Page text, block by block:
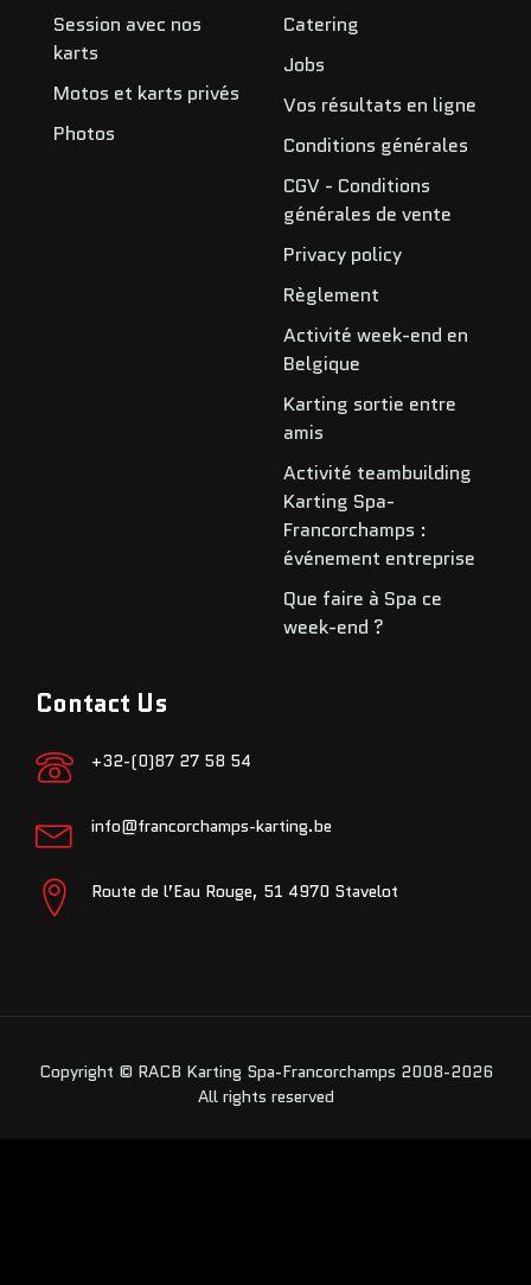
Session avec nos
karts
Motos et karts privés
Photos
Catering
Jobs
Vos résultats en ligne
Conditions générales
CGV - Conditions
générales de vente
Privacy policy
Règlement
Activité week-end en
Belgique
Karting sortie entre
amis
Activité teambuilding
Karting Spa-
Francorchamps :
événement entreprise
Que faire à Spa ce
week-end ?
Contact Us
+32-(0)87 27 58 54
info@francorchamps-karting.be
Route de l’Eau Rouge, 51 4970 Stavelot
Copyright © RACB Karting Spa-Francorchamps 2008-2026
All rights reserved